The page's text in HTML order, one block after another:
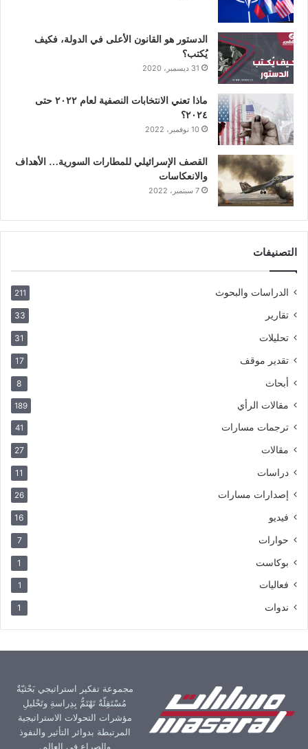
الدستور هو القانون الأعلى في الدولة، فكيف
يُكتب؟
31 ديسمبر، 2020
ماذا تعني الانتخابات النصفية لعام ٢٠٢٢ حتى
٢٠٢٤؟
10 نوفمبر، 2022
القصف الإسرائيلي للمطارات السورية… الأهداف
والانعكاسات
7 سبتمبر، 2022
التصنيفات
الدراسات والبحوث 211
تقارير 33
تحليلات 31
تقدير موقف 17
أبحاث 8
مقالات الرأي 189
ترجمات مسارات 41
مقالات 27
دراسات 11
إصدارات مسارات 26
فيديو 16
حوارات 7
بوكاست 1
فعاليات 1
ندوات 1
مجموعة تفكير استراتيجي بَحْثيّةٌ
مُسْتَقِلّةٌ تَهْتَمُّ بِدِراسةِ وتَحْليلِ
مؤشرات التحولات الاستراتيجية
المرتبطة بدوائر التأثير والنفوذ
والصراع في العالم.